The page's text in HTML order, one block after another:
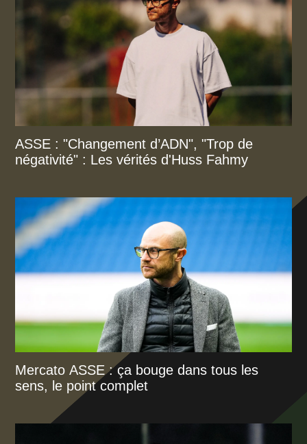
ASSE : "Changement d’ADN", "Trop de
négativité" : Les vérités d'Huss Fahmy
Mercato ASSE : ça bouge dans tous les
sens, le point complet